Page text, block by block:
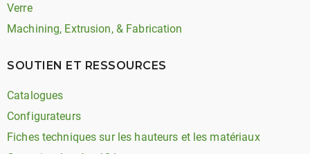
Verre
Machining, Extrusion, & Fabrication
SOUTIEN ET RESSOURCES
Catalogues
Configurateurs
Fiches techniques sur les hauteurs et les matériaux